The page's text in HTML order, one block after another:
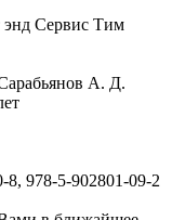
энд Сервис Тим
А. Д.
8, 978-5-902801-09-2